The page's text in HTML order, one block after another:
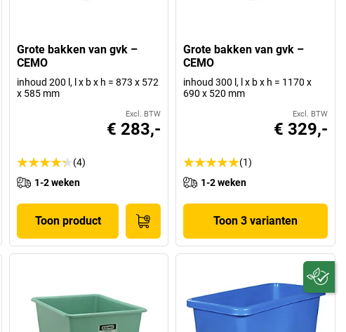
Grote bakken van gvk –
CEMO
inhoud 200 l, l x b x h = 873 x 572
x 585 mm
Excl. BTW
€ 283,-
(4)
1-2 weken
Toon product
Grote bakken van gvk –
CEMO
inhoud 300 l, l x b x h = 1170 x
690 x 520 mm
Excl. BTW
€ 329,-
(1)
1-2 weken
Toon 3 varianten